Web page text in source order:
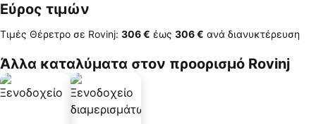
Εύρος τιμών
Τιμές Θέρετρο σε Rovinj: ‎306 € έως ‎306 € ανά διανυκτέρευση
Άλλα καταλύματα στον προορισμό Rovinj